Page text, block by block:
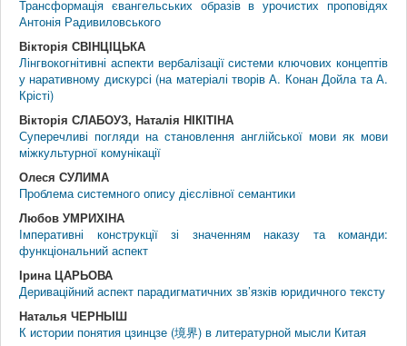
Трансформація євангельських образів в урочистих проповідях
Антонія Радивиловського
Вікторія СВІНЦІЦЬКА
Лінгвокогнітивні аспекти вербалізації системи ключових концептів
у наративному дискурсі (на матеріалі творів А. Конан Дойла та А.
Крісті)
Вікторія СЛАБОУЗ, Наталія НІКІТІНА
Суперечливі погляди на становлення англійської мови як мови
міжкультурної комунікації
Олеся СУЛИМА
Проблема системного опису дієслівної семантики
Любов УМРИХІНА
Імперативні конструкції зі значенням наказу та команди:
функціональний аспект
Ірина ЦАРЬОВА
Дериваційний аспект парадигматичних зв’язків юридичного тексту
Наталья ЧЕРНЫШ
К истории понятия цзинцзе (境界) в литературной мысли Китая